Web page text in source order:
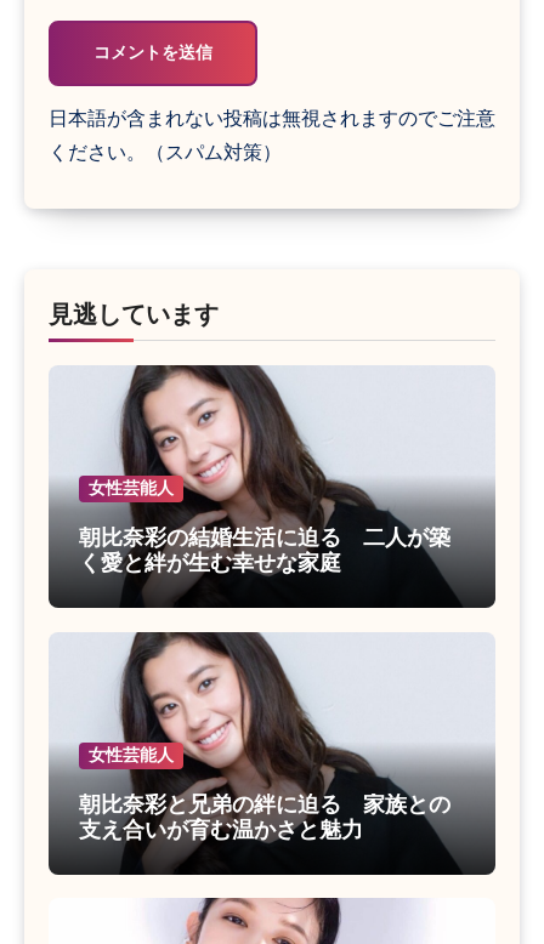
日本語が含まれない投稿は無視されますのでご注意
ください。（スパム対策）
見逃しています
女性芸能人
朝比奈彩の結婚生活に迫る 二人が築
く愛と絆が生む幸せな家庭
女性芸能人
朝比奈彩と兄弟の絆に迫る 家族との
支え合いが育む温かさと魅力